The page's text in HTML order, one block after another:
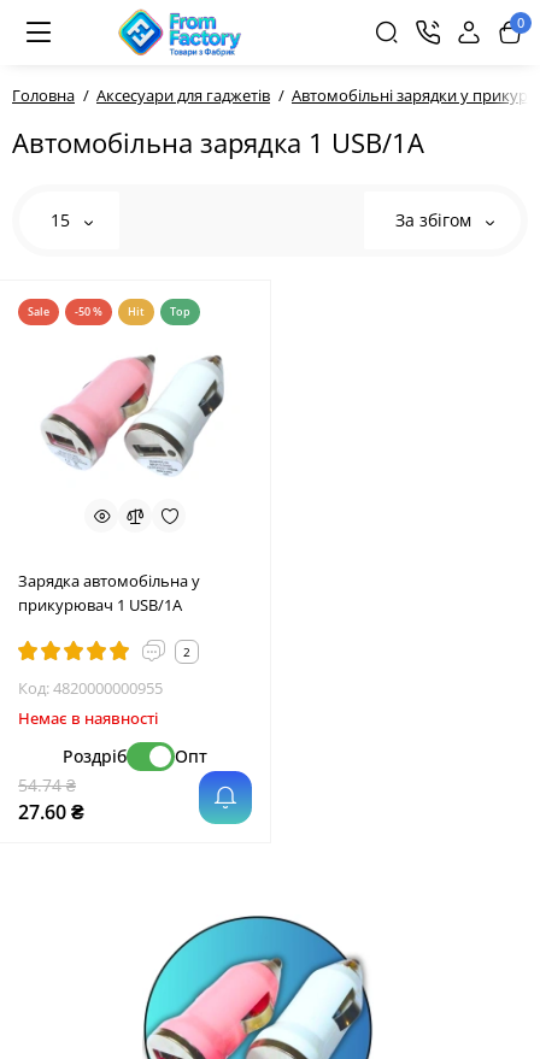
0
Головна Аксесуари для гаджетів Автомобільні зарядки у
Автомобільна зарядка 1 USB/1A
15 За збігом
Sale -50 % Hit Top
Зарядка автомобільна у
прикурювач 1 USB/1A
2
Код:4820000000955
Немає в наявності
Роздріб
Опт
54.74 ₴
27.60 ₴